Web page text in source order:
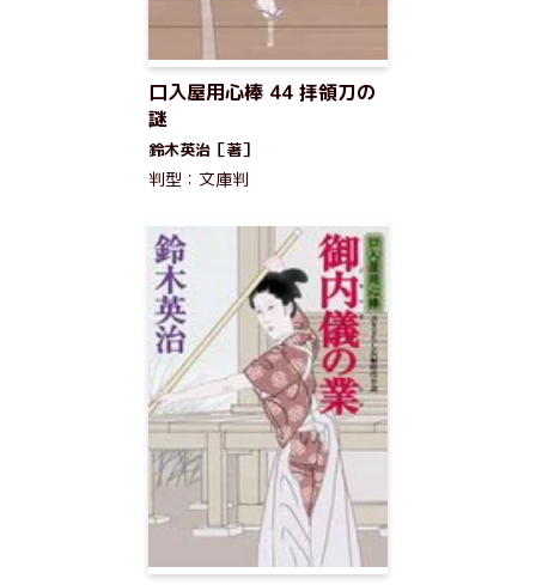
口入屋用心棒 44 拝領刀の
謎
鈴木英治［著］
判型：文庫判